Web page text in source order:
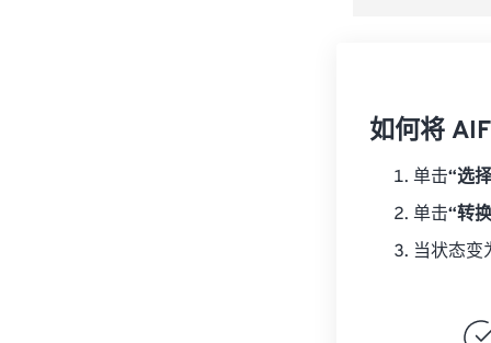
如何将
单击“选
单击“转
当状态变